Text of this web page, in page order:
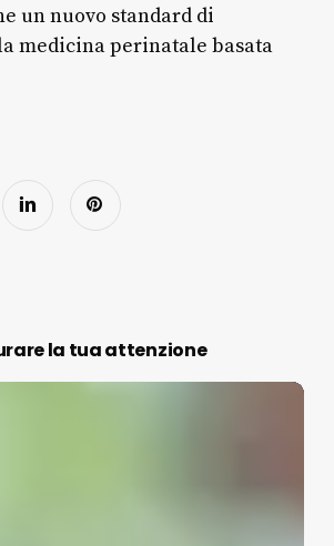
un nuovo standard di
medicina perinatale basata
la tua attenzione